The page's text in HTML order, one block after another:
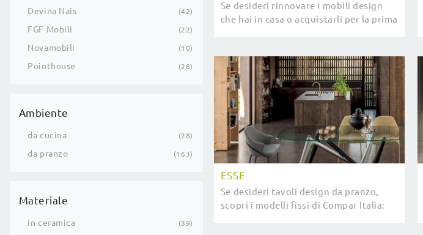
Devina Nais 42
FGF Mobili 22
Novamobili 10
Pointhouse 28
Ambiente
da cucina 28
da pranzo 163
Materiale
in ceramica 39
Se desideri rinnovare i mobili design
che hai in casa o acquistarli per la prima
ESSE
Se desideri tavoli design da pranzo,
scopri i modelli fissi di Compar Italia: